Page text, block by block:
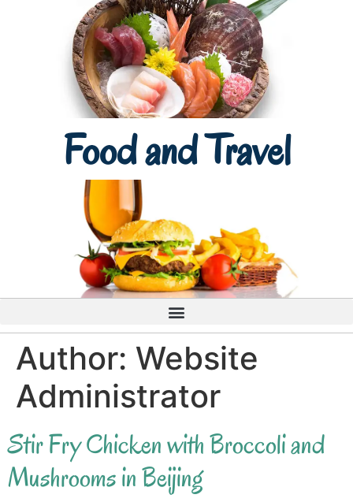
Food and Travel
Author: Website
Administrator
Stir Fry Chicken with Broccoli and
Mushrooms in Beijing